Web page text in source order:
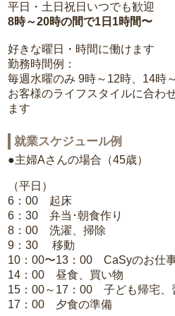
平日・土日祝日いつでも歓迎
8時～20時の間で1日1時間〜
好きな曜日・時間に働けます
勤務時間例：
毎週水曜のみ 9時～12時、14時
お客様のライフスタイルに合わ
ます
就業スケジュール例
●主婦Aさんの場合（45歳）
（平日）
6：00 起床
6：30 弁当･朝食作り
8：00 洗濯、掃除
9：30 移動
10：00〜13：00 CaSyのお仕
14：00 昼食、買い物
15：00～17：00 子ども帰宅、
17：00 夕食の準備